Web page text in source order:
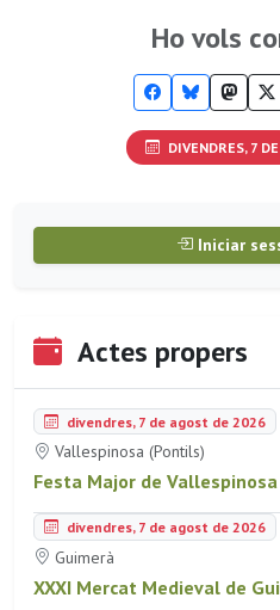
Ho vols
DIVENDRES, 7
Iniciar
Actes propers
divendres, 7 de agost de 2026
Vallespinosa (Pontils)
Festa Major de
divendres, 7 de agost de 2026
Guimerà
XXXI Mercat Medieval de